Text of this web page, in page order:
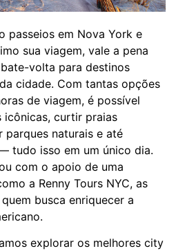
passeios em Nova York e
sua viagem, vale a pena
volta para destinos
cidade. Com tantas opções
de viagem, é possível
icônicas, curtir praias
parques naturais e até
tudo isso em um único dia.
com o apoio de uma
a Renny Tours NYC, as
busca enriquecer a
explorar os melhores city